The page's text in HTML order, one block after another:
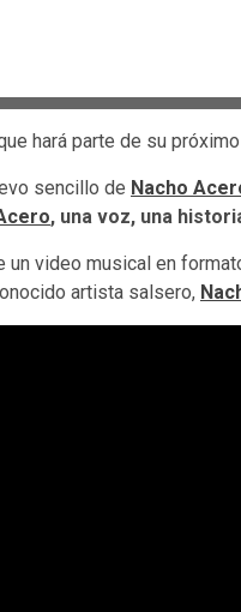
hará parte de su
sencillo de Nacho
, una voz, una
un video musical en
artista salsero,